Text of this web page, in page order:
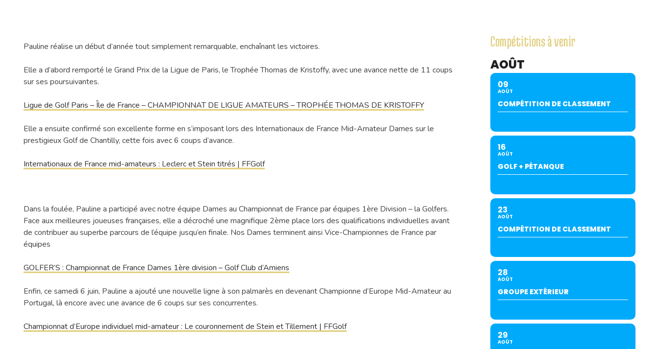
Pauline réalise un début d’année tout simplement remarquable, enchaînant les victoires.
Elle a d’abord remporté le Grand Prix de la Ligue de Paris, le Trophée Thomas de Kristoffy, avec une avance nette de 11 coups
sur ses poursuivantes.
Ligue de Golf Paris – Île de France – CHAMPIONNAT DE LIGUE AMATEURS – TROPHÉE THOMAS DE KRISTOFFY
Elle a ensuite confirmé son excellente forme en s’imposant lors des Internationaux de France Mid-Amateur Dames sur le
prestigieux Golf de Chantilly, cette fois avec 6 coups d’avance.
Internationaux de France mid-amateurs : Leclerc et Stein titrés | FFGolf
Dans la foulée, Pauline a participé avec notre équipe Dames au Championnat de France par équipes 1ère Division – la Golfers.
Face aux meilleures joueuses françaises, elle a décroché une magnifique 2ème place lors des qualifications individuelles avant
de contribuer au superbe parcours de l’équipe jusqu’en finale. Nos Dames terminent ainsi Vice-Championnes de France par
équipes
GOLFER’S : Championnat de France Dames 1ère division – Golf Club d’Amiens
Enfin, ce samedi 6 juin, Pauline a ajouté une nouvelle ligne à son palmarès en devenant Championne d’Europe Mid-Amateur au
Portugal, là encore avec une avance de 6 coups sur ses concurrentes.
Championnat d’Europe individuel mid-amateur : Le couronnement de Stein et Tillement | FFGolf
Compétitions à venir
AOÛT
09
AOÛT
COMPÉTITION DE CLASSEMENT
16
AOÛT
GOLF + PÉTANQUE
23
AOÛT
COMPÉTITION DE CLASSEMENT
28
AOÛT
GROUPE EXTÉRIEUR
29
AOÛT